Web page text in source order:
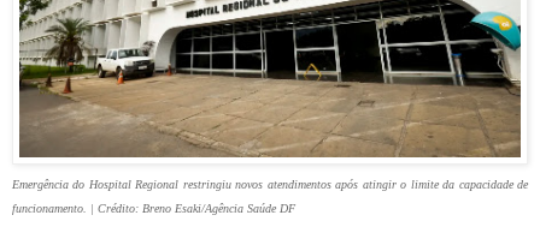
Emergência do Hospital Regional restringiu novos atendimentos após atingir o limite da capacidade de
funcionamento. | Crédito: Breno Esaki/Agência Saúde DF